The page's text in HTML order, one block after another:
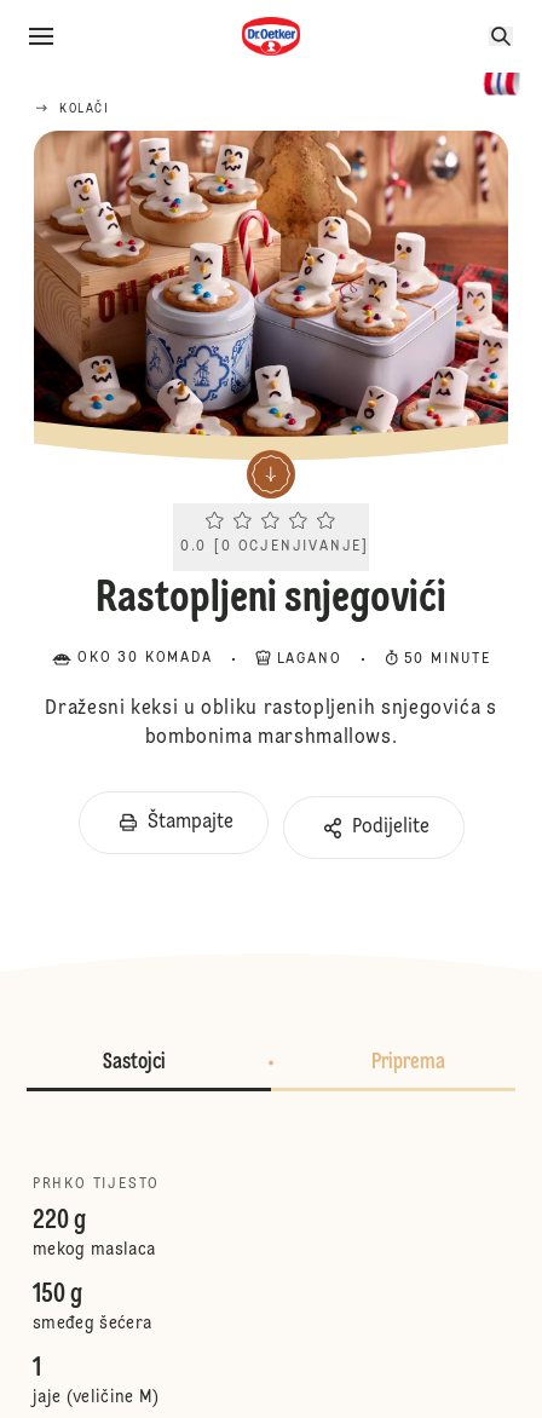
KOLAČI
Current rating 0.0. Click to rate.
0.0 [0 OCJENJIVANJE
Rastopljeni snjegovići
OKO 30 KOMADA LAGANO 50 MINUTE
Dražesni keksi u obliku rastopljenih snjegovića s
bombonima marshmallows.
Štampajte Podijelite
Sastojci Priprema
PRHKO TIJESTO
220 g
mekog maslaca
150 g
smeđeg šećera
1
jaje (veličine M)